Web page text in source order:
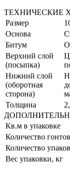
ТЕХНИЧЕСКИЕ
Размер
Основа
Битум
Верхний слой
(посыпка)
Нижний слой
(оборотная
сторона)
Толщина
Кв.м в упаковке
Количество
Количество
Вес упаковки, кг